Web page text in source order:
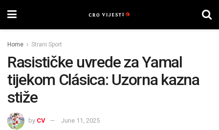
Home Strani Sport
Rasističke uvrede za Yamal
tijekom Clásica: Uzorna kazna
stiže
by CV June 11, 2025